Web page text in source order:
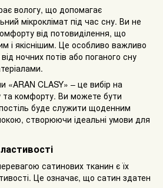
вологу, що допомагає
мікроклімат під час сну. Ви не
від потовиділення, що
і якіснішим. Це особливо важливо
ночних потів або поганого сну
«ARAN CLASY» – це вибір на
та комфорту. Ви можете бути
буде служити щоденним
створюючи ідеальні умови для
сатинових тканин є їх
Це означає, що сатин здатен